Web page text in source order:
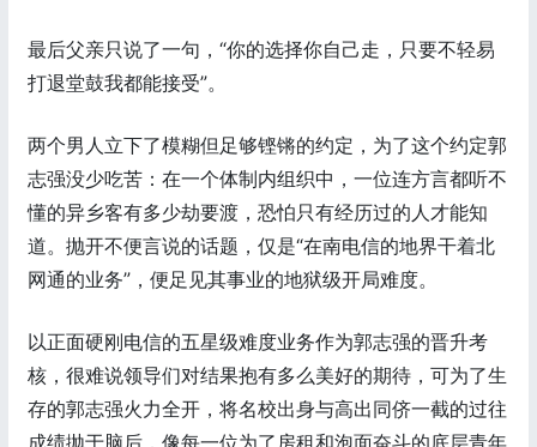
最后父亲只说了一句，“你的选择你自己走，只要不轻易
打退堂鼓我都能接受”。
两个男人立下了模糊但足够铿锵的约定，为了这个约定郭
志强没少吃苦：在一个体制内组织中，一位连方言都听不
懂的异乡客有多少劫要渡，恐怕只有经历过的人才能知
道。抛开不便言说的话题，仅是“在南电信的地界干着北
网通的业务”，便足见其事业的地狱级开局难度。
以正面硬刚电信的五星级难度业务作为郭志强的晋升考
核，很难说领导们对结果抱有多么美好的期待，可为了生
存的郭志强火力全开，将名校出身与高出同侪一截的过往
成绩抛于脑后，像每一位为了房租和泡面奋斗的底层青年